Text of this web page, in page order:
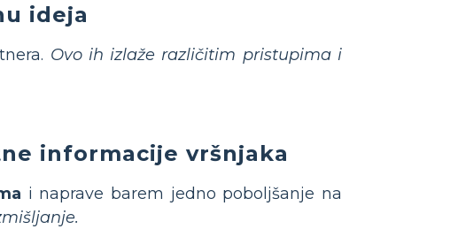
ideja
Ovo ih izlaže različitim pristupima i
informacije vršnjaka
i naprave barem jedno poboljšanje na